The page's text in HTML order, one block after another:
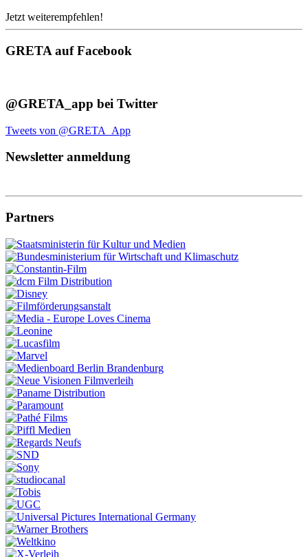
Jetzt weiterempfehlen!
GRETA auf Facebook
@GRETA_app bei Twitter
Tweets von @GRETA_App
Newsletter anmeldung
Partners